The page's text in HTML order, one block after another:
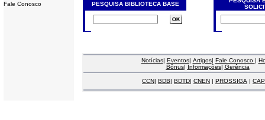
Fale Conosco
PESQUISA BIBLIOTECA BASE
Notícias| Eventos| Artigos| Fale Conosco |
Bônus| Informações| Gerência
CCN| BDB| BDTD| CNEN | PROSSIGA |